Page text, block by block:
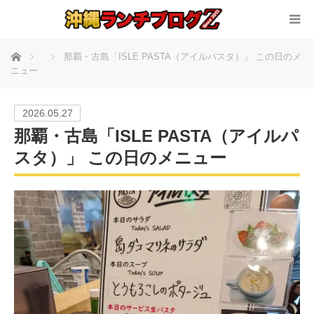
ホーム
那覇・古島「ISLE PASTA（アイルパスタ）」 この日のメ
ニュー
2026.05.27
那覇・古島「ISLE PASTA（アイルパ
スタ）」 この日のメニュー